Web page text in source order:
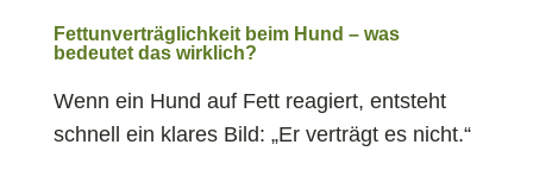
Fettunverträglichkeit beim Hund – was
bedeutet das wirklich?
Wenn ein Hund auf Fett reagiert, entsteht
schnell ein klares Bild: „Er verträgt es nicht.“